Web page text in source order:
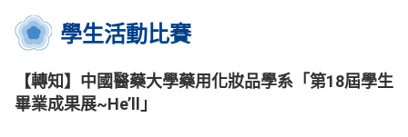
學生活動比賽
【轉知】中國醫藥大學藥用化妝品學系「第18屆學生
畢業成果展~He’ll」